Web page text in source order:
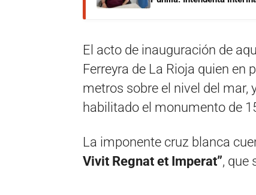
El acto de inauguración de
Ferreyra de La Rioja quien en
metros sobre el nivel del mar,
habilitado el monumento de
La imponente cruz blanca
Vivit Regnat et Imperat”, que